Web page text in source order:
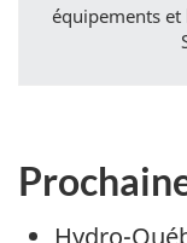
équipements et
Hydro-